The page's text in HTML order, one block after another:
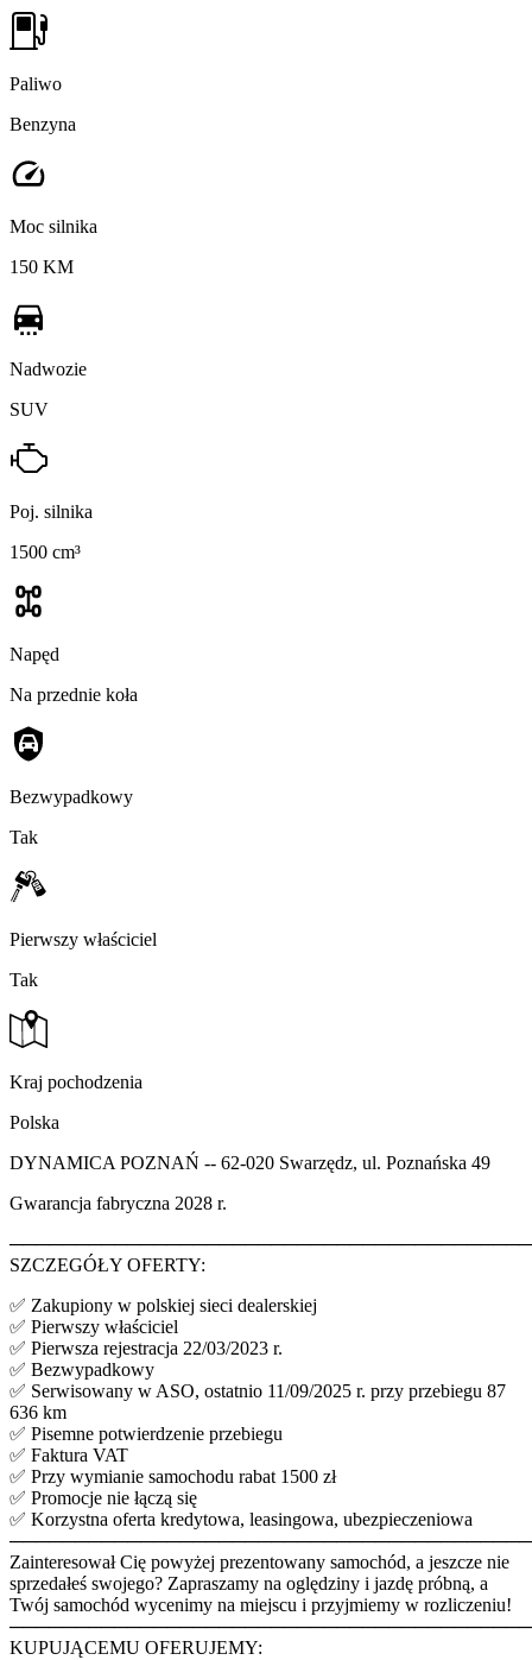
Paliwo
Benzyna
Moc silnika
150 KM
Nadwozie
SUV
Poj. silnika
1500 cm³
Napęd
Na przednie koła
Bezwypadkowy
Tak
Pierwszy właściciel
Tak
Kraj pochodzenia
Polska
DYNAMICA POZNAŃ -- 62-020 Swarzędz, ul. Poznańska 49
Gwarancja fabryczna 2028 r.
SZCZEGÓŁY OFERTY:
✅ Zakupiony w polskiej sieci dealerskiej
✅ Pierwszy właściciel
✅ Pierwsza rejestracja 22/03/2023 r.
✅ Bezwypadkowy
✅ Serwisowany w ASO, ostatnio 11/09/2025 r. przy przebiegu 87
636 km
✅ Pisemne potwierdzenie przebiegu
✅ Faktura VAT
✅ Przy wymianie samochodu rabat 1500 zł
✅ Promocje nie łączą się
✅ Korzystna oferta kredytowa, leasingowa, ubezpieczeniowa
Zainteresował Cię powyżej prezentowany samochód, a jeszcze nie
sprzedałeś swojego? Zapraszamy na oględziny i jazdę próbną, a
Twój samochód wycenimy na miejscu i przyjmiemy w rozliczeniu!
KUPUJĄCEMU OFERUJEMY: